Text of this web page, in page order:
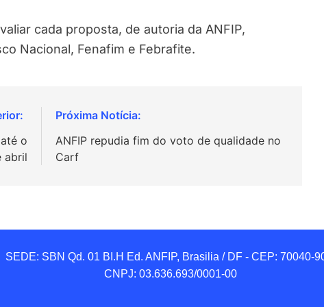
cada proposta, de autoria da ANFIP,
Nacional, Fenafim e Febrafite.
o
abril
ANFIP repudia fim do voto de qualidade no
Carf
SEDE: SBN Qd. 01 BI.H Ed. ANFIP, Brasilia / DF - CEP: 70040-
CNPJ: 03.636.693/0001-00